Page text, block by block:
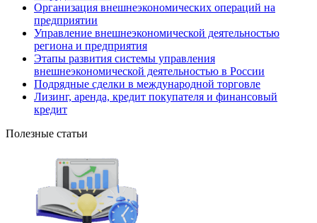
Организация внешнеэкономических операций на
предприятии
Управление внешнеэкономической деятельностью
региона и предприятия
Этапы развития системы управления
внешнеэкономической деятельностью в России
Подрядные сделки в международной торговле
Лизинг, аренда, кредит покупателя и финансовый
кредит
Полезные статьи